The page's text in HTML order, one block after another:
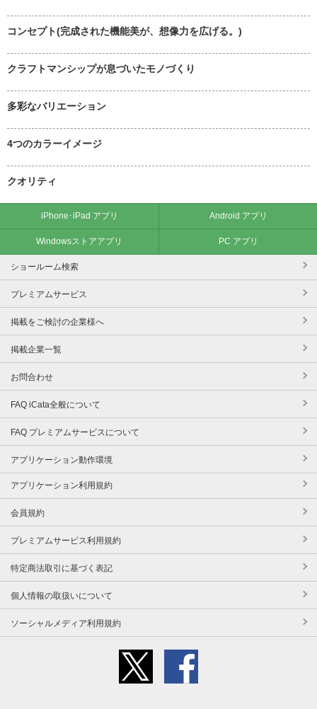
コンセプト(完成された機能美が、想像力を広げる。)
クラフトマンシップが息づいたモノづくり
多彩なバリエーション
4つのカラーイメージ
クオリティ
iPhone･iPad アプリ Android アプリ
Windowsストアアプリ PC アプリ
ショールーム検索
プレミアムサービス
掲載をご検討の企業様へ
掲載企業一覧
お問合わせ
FAQ iCata全般について
FAQ プレミアムサービスについて
アプリケーション動作環境
アプリケーション利用規約
会員規約
プレミアムサービス利用規約
特定商法取引に基づく表記
個人情報の取扱いについて
ソーシャルメディア利用規約